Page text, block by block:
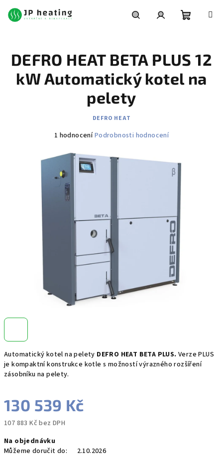
obsah
košík
Automatický kotel na pelety DEFRO HEAT BETA PLUS. Verze PLUS
je kompaktní konstrukce kotle s možností výrazného rozšíření
zásobníku na pelety.
130 539 Kč
107 883 Kč bez DPH
cena:
Na objednávku
Můžeme doručit do:
2.10.2026
DEFRO HEAT BETA PLUS 12
kW Automatický kotel na
pelety
DEFRO HEAT
Průměrné
produktu
5,0
1 hodnoceníPodrobnosti hodnocení